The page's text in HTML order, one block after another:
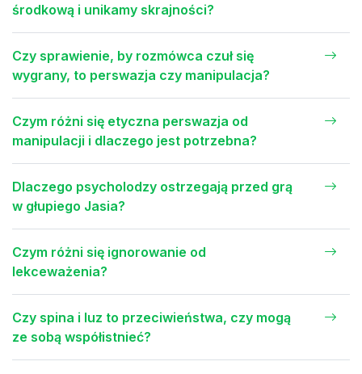
środkową i unikamy skrajności?
Czy sprawienie, by rozmówca czuł się
wygrany, to perswazja czy manipulacja?
Czym różni się etyczna perswazja od
manipulacji i dlaczego jest potrzebna?
Dlaczego psycholodzy ostrzegają przed grą
w głupiego Jasia?
Czym różni się ignorowanie od
lekceważenia?
Czy spina i luz to przeciwieństwa, czy mogą
ze sobą współistnieć?